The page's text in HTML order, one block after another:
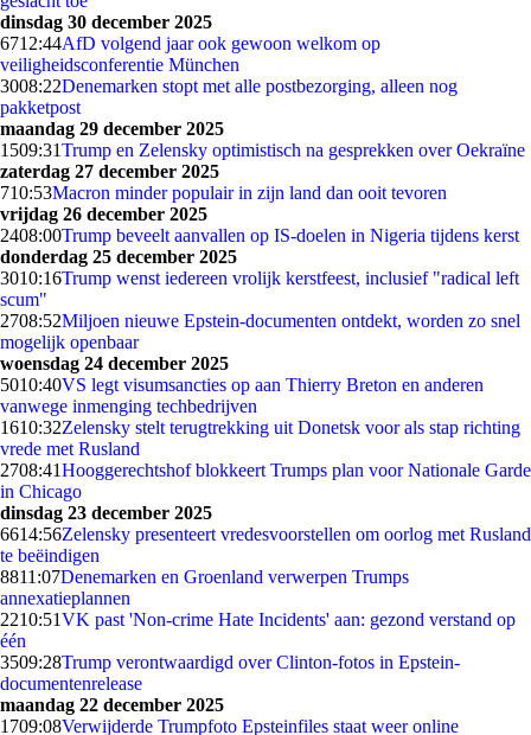
dinsdag 30 december 2025
6712:44AfD volgend jaar ook gewoon welkom op
veiligheidsconferentie München
3008:22Denemarken stopt met alle postbezorging, alleen nog
pakketpost
maandag 29 december 2025
1509:31Trump en Zelensky optimistisch na gesprekken over Oekraïne
zaterdag 27 december 2025
710:53Macron minder populair in zijn land dan ooit tevoren
vrijdag 26 december 2025
2408:00Trump beveelt aanvallen op IS-doelen in Nigeria tijdens kerst
donderdag 25 december 2025
3010:16Trump wenst iedereen vrolijk kerstfeest, inclusief "radical left
scum"
2708:52Miljoen nieuwe Epstein-documenten ontdekt, worden zo snel
mogelijk openbaar
woensdag 24 december 2025
5010:40VS legt visumsancties op aan Thierry Breton en anderen
vanwege inmenging techbedrijven
1610:32Zelensky stelt terugtrekking uit Donetsk voor als stap richting
vrede met Rusland
2708:41Hooggerechtshof blokkeert Trumps plan voor Nationale Garde
in Chicago
dinsdag 23 december 2025
6614:56Zelensky presenteert vredesvoorstellen om oorlog met Rusland
te beëindigen
8811:07Denemarken en Groenland verwerpen Trumps
annexatieplannen
2210:51VK past 'Non-crime Hate Incidents' aan: gezond verstand op
één
3509:28Trump verontwaardigd over Clinton-fotos in Epstein-
documentenrelease
maandag 22 december 2025
1709:08Verwijderde Trumpfoto Epsteinfiles staat weer online